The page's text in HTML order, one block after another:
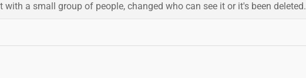
a small group of people, changed who can see it or it's been deleted.